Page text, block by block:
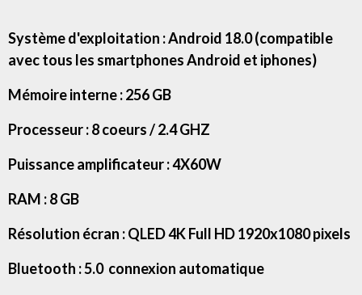
Système d'exploitation : Android 18.0 (compatible
avec tous les smartphones Android et iphones)
Mémoire interne : 256 GB
Processeur : 8 coeurs / 2.4 GHZ
Puissance amplificateur : 4X60W
RAM : 8 GB
Résolution écran : QLED 4K Full HD 1920x1080 pixels
Bluetooth : 5.0 connexion automatique